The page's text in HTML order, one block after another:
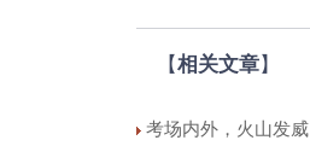
【相关文章】
考场内外，火山发威